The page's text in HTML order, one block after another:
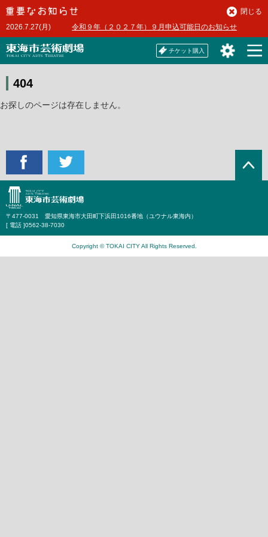
本
文
へ2026.7.27(月) 令和９年（２０２７年）９月申込可能日のお知らせ
閉じる
チケット購入
404
お探しのページは存在しません。
〒477-0031 愛知県東海市大田町下浜田1016番地（ユウナル東海内）
[ 電話 ]0562-38-7030
Copyright © TOKAI CITY All Rights Reserved.